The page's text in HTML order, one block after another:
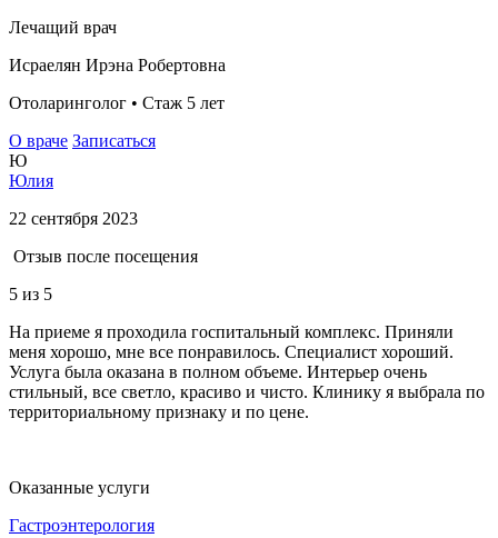
Лечащий врач
Исраелян Ирэна Робертовна
Отоларинголог • Стаж 5 лет
О враче Записаться
Ю
Юлия
22 сентября 2023
Отзыв после посещения
5 из 5
На приеме я проходила госпитальный комплекс. Приняли
меня хорошо, мне все понравилось. Специалист хороший.
Услуга была оказана в полном объеме. Интерьер очень
стильный, все светло, красиво и чисто. Клинику я выбрала по
территориальному признаку и по цене.
Оказанные услуги
Гастроэнтерология